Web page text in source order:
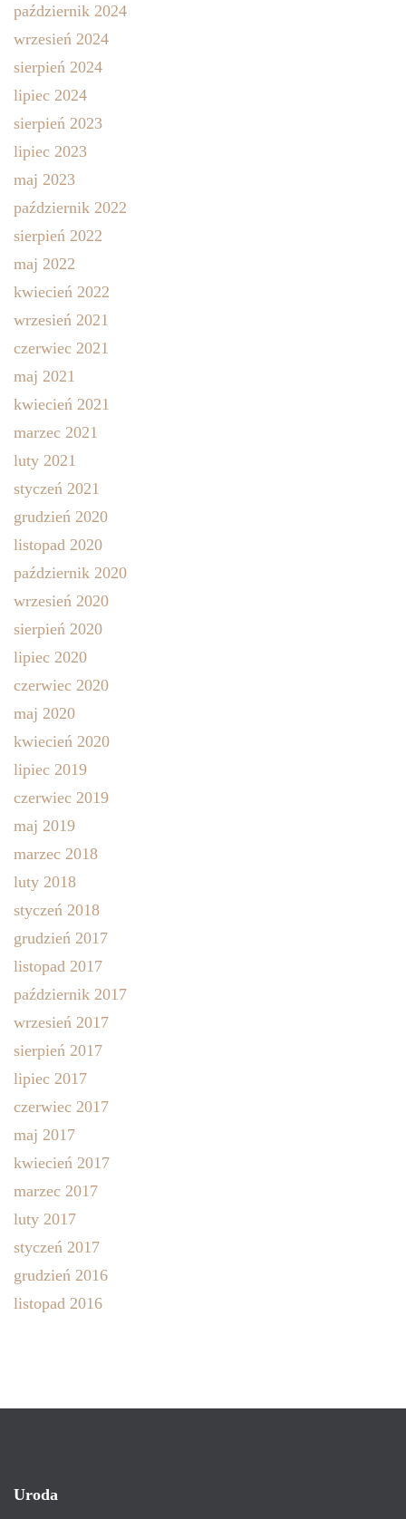
październik 2024
wrzesień 2024
sierpień 2024
lipiec 2024
sierpień 2023
lipiec 2023
maj 2023
październik 2022
sierpień 2022
maj 2022
kwiecień 2022
wrzesień 2021
czerwiec 2021
maj 2021
kwiecień 2021
marzec 2021
luty 2021
styczeń 2021
grudzień 2020
listopad 2020
październik 2020
wrzesień 2020
sierpień 2020
lipiec 2020
czerwiec 2020
maj 2020
kwiecień 2020
lipiec 2019
czerwiec 2019
maj 2019
marzec 2018
luty 2018
styczeń 2018
grudzień 2017
listopad 2017
październik 2017
wrzesień 2017
sierpień 2017
lipiec 2017
czerwiec 2017
maj 2017
kwiecień 2017
marzec 2017
luty 2017
styczeń 2017
grudzień 2016
listopad 2016
Uroda